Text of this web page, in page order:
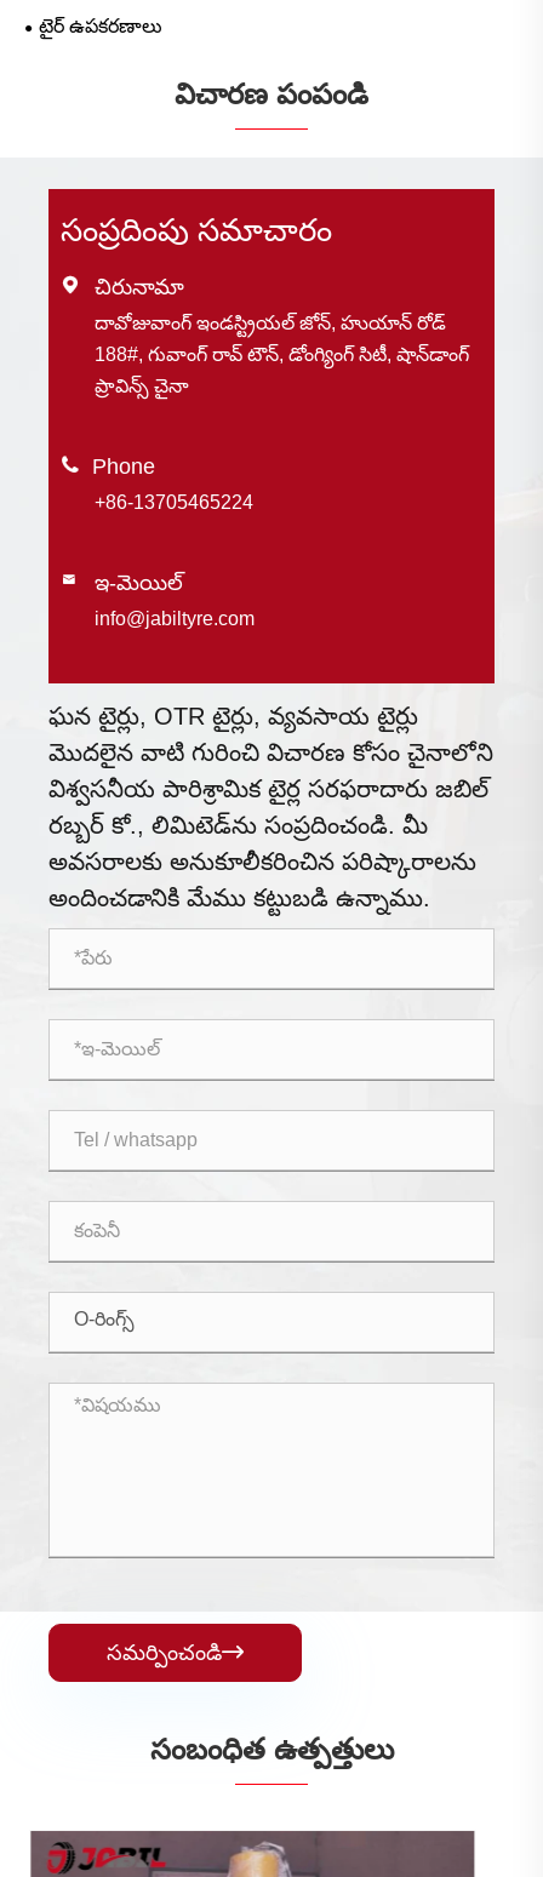
టైర్ ఉపకరణాలు
విచారణ పంపండి
సంప్రదింపు సమాచారం
 చిరునామా
దావోజువాంగ్ ఇండస్ట్రియల్ జోన్, హుయాన్ రోడ్
188#, గువాంగ్ రావ్ టౌన్, డోంగ్యింగ్ సిటీ, షాన్‌డాంగ్
ప్రావిన్స్ చైనా

+86-13705465224
 ఇ-మెయిల్
info@jabiltyre.com
ఘన టైర్లు, OTR టైర్లు, వ్యవసాయ టైర్లు
మొదలైన వాటి గురించి విచారణ కోసం చైనాలోని
విశ్వసనీయ పారిశ్రామిక టైర్ల సరఫరాదారు జబిల్
రబ్బర్ కో., లిమిటెడ్‌ను సంప్రదించండి. మీ
అవసరాలకు అనుకూలీకరించిన పరిష్కారాలను
అందించడానికి మేము కట్టుబడి ఉన్నాము.
సమర్పించండి
సంబంధిత ఉత్పత్తులు